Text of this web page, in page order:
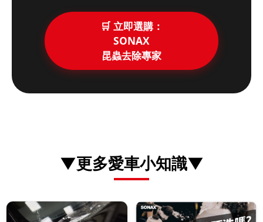
🛒 立即選購：
SONAX
昆蟲去除專家
▼更多愛車小知識▼